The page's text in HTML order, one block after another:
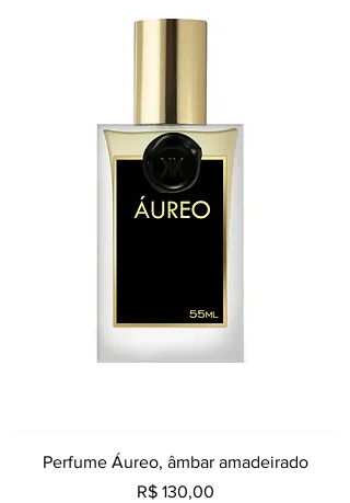
Perfume Áureo, âmbar amadeirado
Preço
R$ 130,00